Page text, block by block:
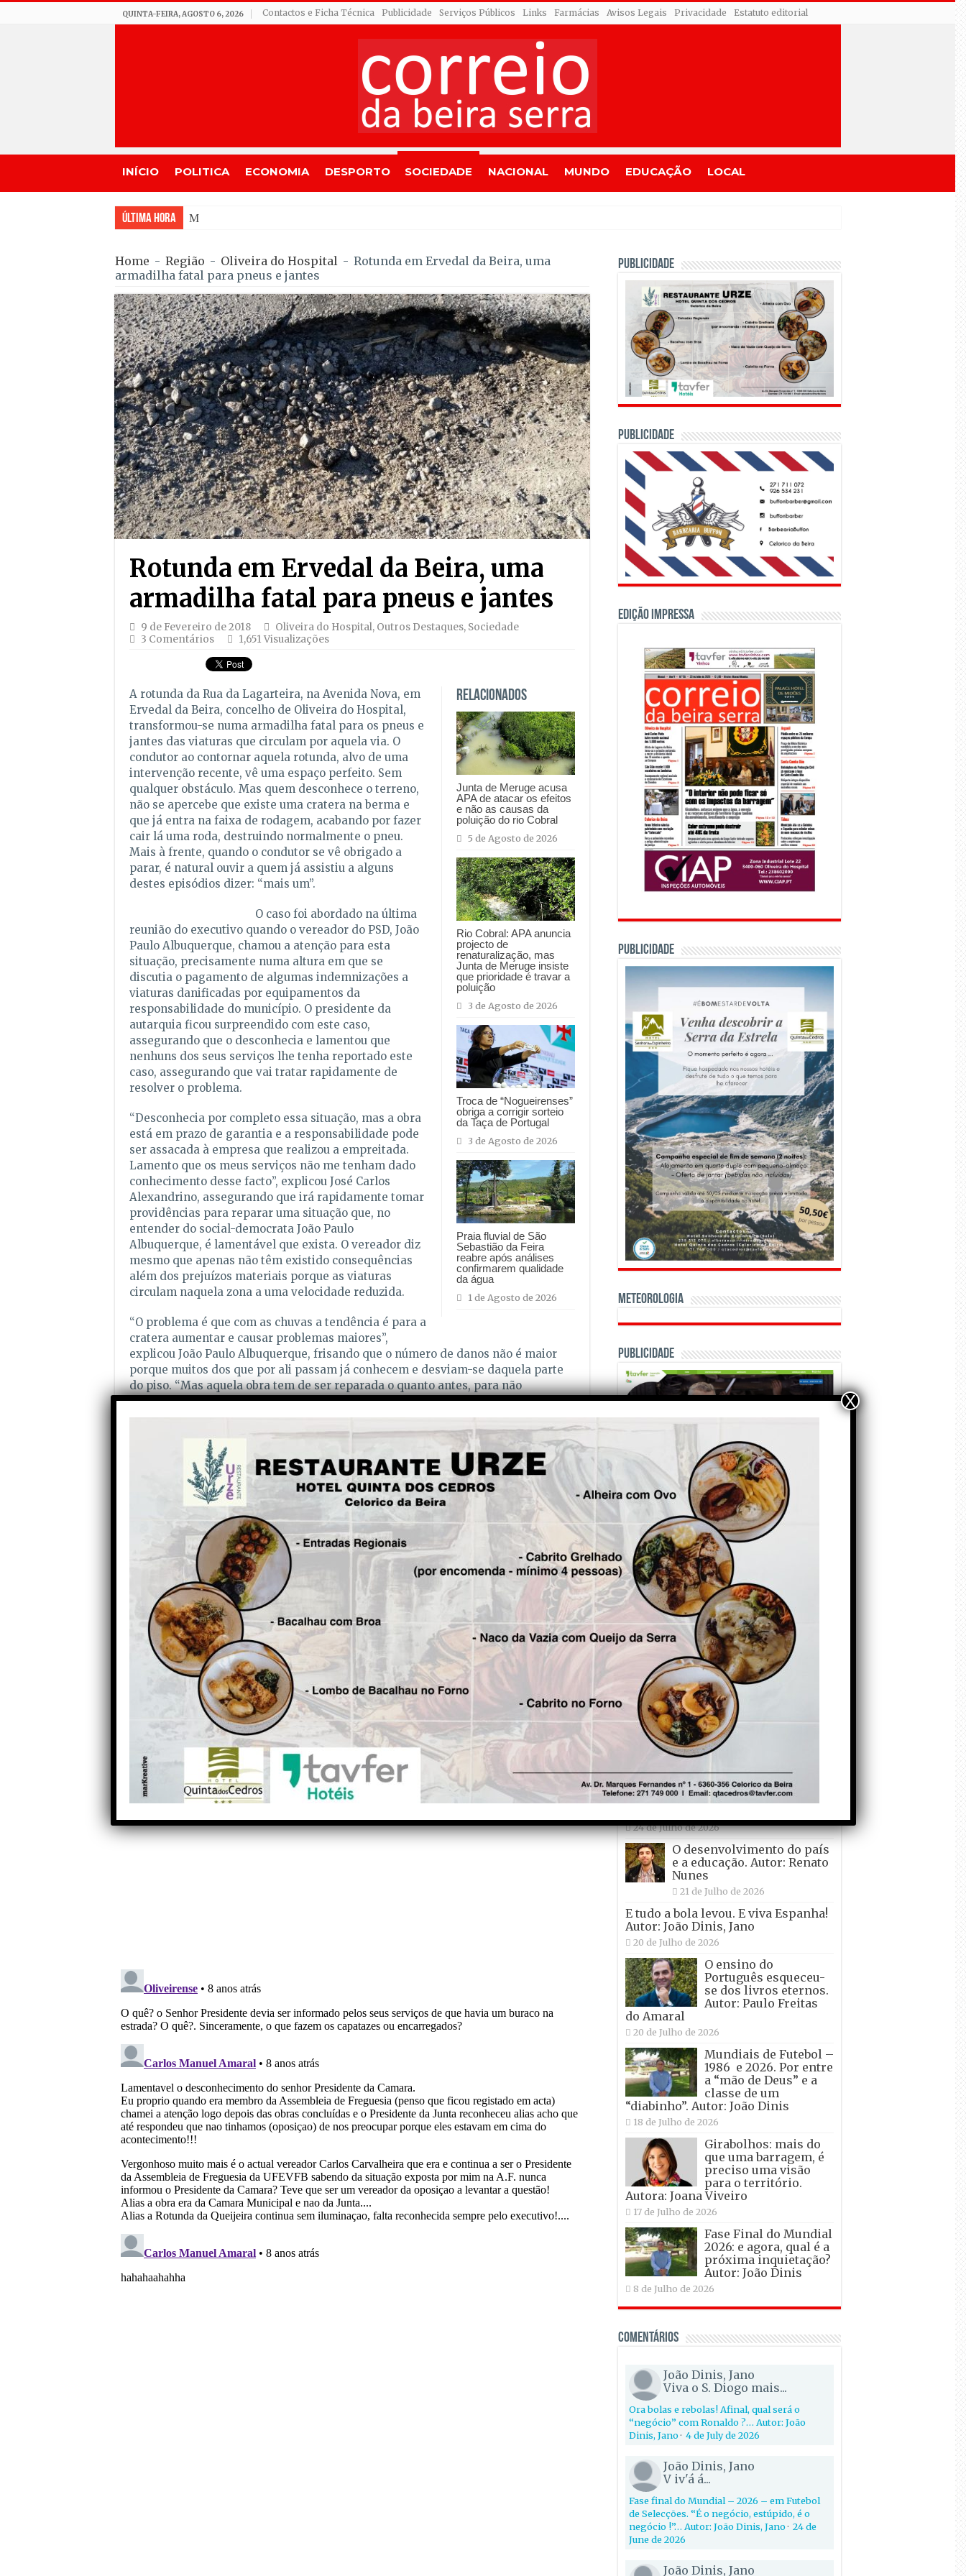
QUINTA-FEIRA, AGOSTO 6, 2026 Contactos e Ficha Técnica Publicidade Serviços Públicos Links Farmácias Avisos Legais Privacidade Estatuto editorial
INÍCIO POLITICA ECONOMIA DESPORTO SOCIEDADE NACIONAL MUNDO EDUCAÇÃO LOCAL
Última Hora Matraquilhos… Autor: Fernando Roldão
Home - Região - Oliveira do Hospital - Rotunda em Ervedal da Beira, uma
armadilha fatal para pneus e jantes
Rotunda em Ervedal da Beira, uma
armadilha fatal para pneus e jantes
9 de Fevereiro de 2018 Oliveira do Hospital, Outros Destaques, Sociedade
3 Comentários
1,651 Visualizações
Relacionados
Junta de Meruge acusa
APA de atacar os efeitos
e não as causas da
poluição do rio Cobral
5 de Agosto de 2026
Rio Cobral: APA anuncia
projecto de
renaturalização, mas
Junta de Meruge insiste
que prioridade é travar a
poluição
3 de Agosto de 2026
Troca de “Nogueirenses”
obriga a corrigir sorteio
da Taça de Portugal
3 de Agosto de 2026
Praia fluvial de São
Sebastião da Feira
reabre após análises
confirmarem qualidade
da água
1 de Agosto de 2026
A rotunda da Rua da Lagarteira, na Avenida Nova, em
Ervedal da Beira, concelho de Oliveira do Hospital,
transformou-se numa armadilha fatal para os pneus e
jantes das viaturas que circulam por aquela via. O
condutor ao contornar aquela rotunda, alvo de uma
intervenção recente, vê uma espaço perfeito. Sem
qualquer obstáculo. Mas quem desconhece o terreno,
não se apercebe que existe uma cratera na berma e
que já entra na faixa de rodagem, acabando por fazer
cair lá uma roda, destruindo normalmente o pneu.
Mais à frente, quando o condutor se vê obrigado a
parar, é natural ouvir a quem já assistiu a alguns
destes episódios dizer: “mais um”.
O caso foi abordado na última
reunião do executivo quando o vereador do PSD, João
Paulo Albuquerque, chamou a atenção para esta
situação, precisamente numa altura em que se
discutia o pagamento de algumas indemnizações a
viaturas danificadas por equipamentos da
responsabilidade do município. O presidente da
autarquia ficou surpreendido com este caso,
assegurando que o desconhecia e lamentou que
nenhuns dos seus serviços lhe tenha reportado este
caso, assegurando que vai tratar rapidamente de
resolver o problema.
“Desconhecia por completo essa situação, mas a obra
está em prazo de garantia e a responsabilidade pode
ser assacada à empresa que realizou a empreitada.
Lamento que os meus serviços não me tenham dado
conhecimento desse facto”, explicou José Carlos
Alexandrino, assegurando que irá rapidamente tomar
providências para reparar uma situação que, no
entender do social-democrata João Paulo
Albuquerque, é lamentável que exista. O vereador diz
mesmo que apenas não têm existido consequências
além dos prejuízos materiais porque as viaturas
circulam naquela zona a uma velocidade reduzida.
“O problema é que com as chuvas a tendência é para a
cratera aumentar e causar problemas maiores”,
explicou João Paulo Albuquerque, frisando que o número de danos não é maior
porque muitos dos que por ali passam já conhecem e desviam-se daquela parte
do piso. “Mas aquela obra tem de ser reparada o quanto antes, para não
continuar a servir de armadilha a quem não conhece bem a estrada. Os serviços
municipais deveriam estar mais atentos”, rematou.
Partilhe com os seus amigos nas redes sociais!
Conversa e mais conversa
mas… mas alunos e outros
rapam frio nas principais
escolas do concelho! Autor:
João Dinis, Jano
Seg.
GNR na estrada com atenção
especial para álcool e drogas
nesta época de Carnaval
PUBLICIDADE
PUBLICIDADE
Edição Impressa
PUBLICIDADE
Meteorologia
Publicidade
OPINIÃO E CRÓNICAS
Matraquilhos… Autor:
Fernando Roldão
6 de Agosto de 2026
A marca Sporting em todo o mundo
está a crescer atrás de Ronaldo.
Autor: Paulo Freitas do Amaral
5 de Agosto de 2026
Falso crescimento…
Autor: Nuno Pereira
1 de Agosto de 2026
Tadei Pogacar vence o “Tour” – A
“Volta a França em Bicicleta” pela
quinta vez! Autor: João Dinis
Condecorem o Primeiro ! – que ele
não quer ir de férias! Autor: Carlos
24 de Julho de 2026
O desenvolvimento do país
e a educação. Autor: Renato
Nunes
21 de Julho de 2026
E tudo a bola levou. E viva Espanha!
Autor: João Dinis, Jano
20 de Julho de 2026
O ensino do
Português esqueceu-
se dos livros eternos.
Autor: Paulo Freitas
do Amaral
20 de Julho de 2026
Mundiais de Futebol –
1986 e 2026. Por entre
a “mão de Deus” e a
classe de um
“diabinho”. Autor: João Dinis
18 de Julho de 2026
Girabolhos: mais do
que uma barragem, é
preciso uma visão
para o território.
Autora: Joana Viveiro
17 de Julho de 2026
Fase Final do Mundial
2026: e agora, qual é a
próxima inquietação?
Autor: João Dinis
8 de Julho de 2026
Comentários
João Dinis, Jano
Viva o S. Diogo mais...
Ora bolas e rebolas! Afinal, qual será o
“negócio” com Ronaldo ?… Autor: João
Dinis, Jano· 4 de July de 2026
João Dinis, Jano
V iv'á á...
Fase final do Mundial – 2026 – em Futebol
de Selecções. “É o negócio, estúpido, é o
negócio !”… Autor: João Dinis, Jano· 24 de
June de 2026
João Dinis, Jano
X